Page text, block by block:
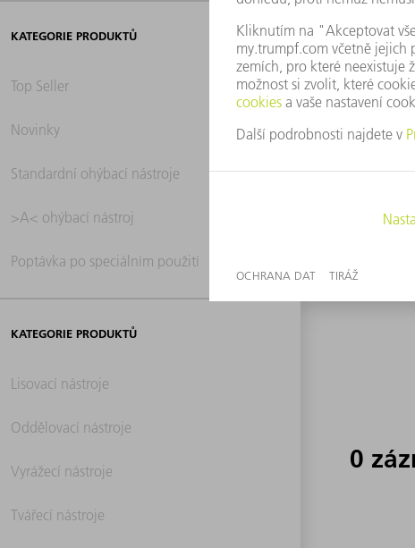
KATEGORIE PRODUKTŮ
Top Seller
Novinky
Standardní ohýbací nástroje
>A< ohýbací nástroj
Poptávka po speciálním použití
KATEGORIE PRODUKTŮ
Lisovací nástroje
Oddělovací nástroje
Vyrážecí nástroje
Tvářecí nástroje
0